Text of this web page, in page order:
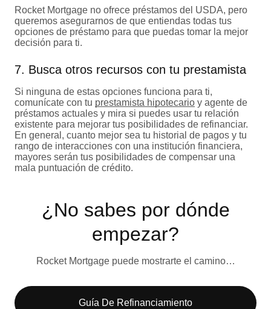
Rocket Mortgage no ofrece préstamos del USDA, pero
queremos asegurarnos de que entiendas todas tus
opciones de préstamo para que puedas tomar la mejor
decisión para ti.
7. Busca otros recursos con tu prestamista
Si ninguna de estas opciones funciona para ti,
comunícate con tu prestamista hipotecario y agente de
préstamos actuales y mira si puedes usar tu relación
existente para mejorar tus posibilidades de refinanciar.
En general, cuanto mejor sea tu historial de pagos y tu
rango de interacciones con una institución financiera,
mayores serán tus posibilidades de compensar una
mala puntuación de crédito.
¿No sabes por dónde
empezar?
Rocket Mortgage puede mostrarte el camino…
Guía De Refinanciamiento